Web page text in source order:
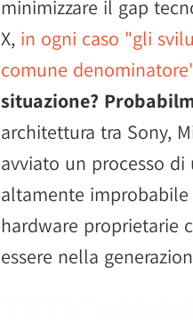
minimizzare il gap
X, in ogni caso "gli
comune
situazione?
architettura tra Sony,
avviato un processo
altamente
hardware proprietarie
essere nella